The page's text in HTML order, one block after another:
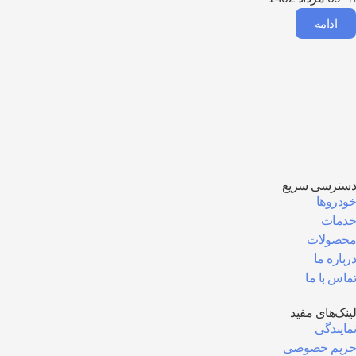
ادامه
دسترسی سریع
خودروها
خدمات
محصولات
درباره ما
تماس با ما
لینک‌های مفید
نمایندگی
حریم خصوصی